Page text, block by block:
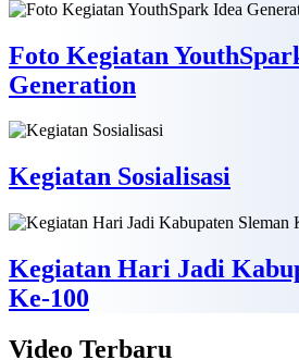
Foto Kegiatan
Generation
Kegiatan Sosialisasi
Kegiatan Hari Jadi
Ke-100
Video Terbaru